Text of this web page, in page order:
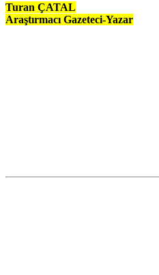
Turan ÇATAL
Araştırmacı Gazeteci-Yazar